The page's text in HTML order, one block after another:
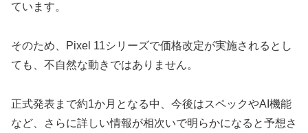
ています。
そのため、Pixel 11シリーズで価格改定が実施されるとし
ても、不自然な動きではありません。
正式発表まで約1か月となる中、今後はスペックやAI機能
など、さらに詳しい情報が相次いで明らかになると予想さ